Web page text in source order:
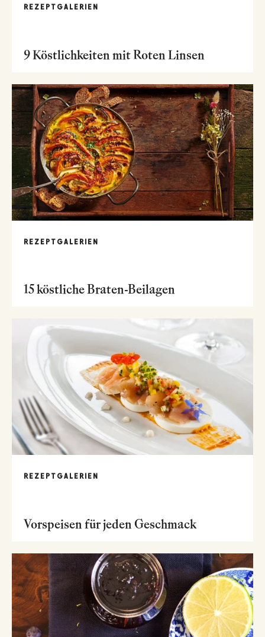
REZEPTGALERIEN
9 Köstlichkeiten mit Roten Linsen
REZEPTGALERIEN
15 köstliche Braten-Beilagen
REZEPTGALERIEN
Vorspeisen für jeden Geschmack